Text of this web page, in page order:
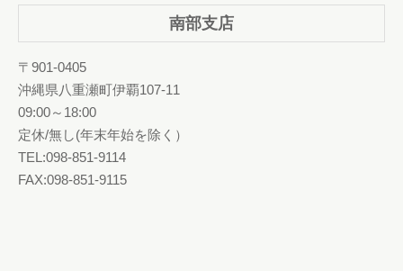
南部支店
〒901-0405
沖縄県八重瀬町伊覇107-11
09:00～18:00
定休/無し(年末年始を除く）
TEL:098-851-9114
FAX:098-851-9115